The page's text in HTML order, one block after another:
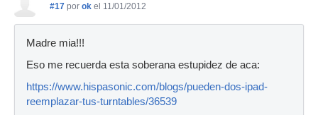
#17 por ok el 11/01/2012
Madre mia!!!
Eso me recuerda esta soberana estupidez de aca:
https://www.hispasonic.com/blogs/pueden-dos-ipad-
reemplazar-tus-turntables/36539